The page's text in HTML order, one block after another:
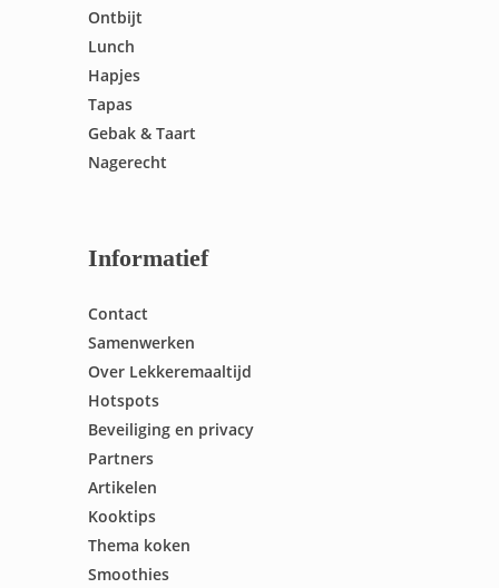
Ontbijt
Lunch
Hapjes
Tapas
Gebak & Taart
Nagerecht
Informatief
Contact
Samenwerken
Over Lekkeremaaltijd
Hotspots
Beveiliging en privacy
Partners
Artikelen
Kooktips
Thema koken
Smoothies